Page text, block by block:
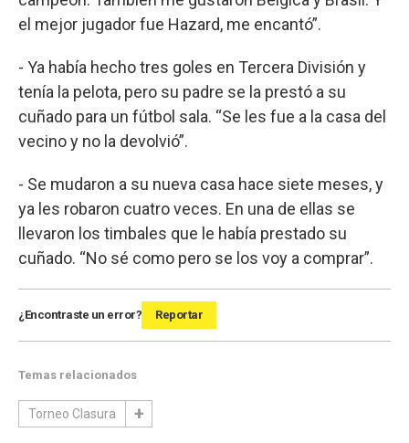
el mejor jugador fue Hazard, me encantó”.
- Ya había hecho tres goles en Tercera División y
tenía la pelota, pero su padre se la prestó a su
cuñado para un fútbol sala. “Se les fue a la casa del
vecino y no la devolvió”.
- Se mudaron a su nueva casa hace siete meses, y
ya les robaron cuatro veces. En una de ellas se
llevaron los timbales que le había prestado su
cuñado. “No sé como pero se los voy a comprar”.
¿Encontraste un error? Reportar
Temas relacionados
Torneo Clasura